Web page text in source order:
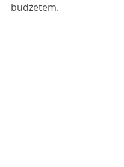
budżetem.